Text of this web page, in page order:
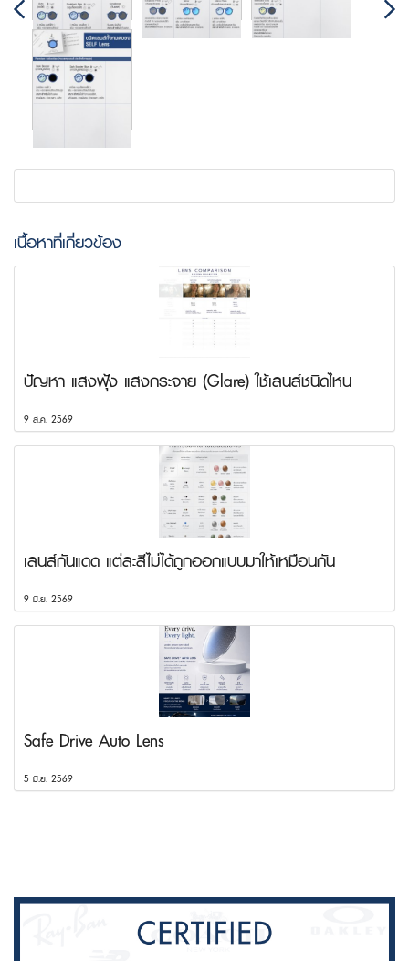
เนื้อหาที่เกี่ยวข้อง
ปัญหา แสงฟุ้ง แสงกระจาย (Glare) ใช้เลนส์ชนิดไหน
9 ส.ค. 2569
เลนส์กันแดด แต่ละสีไม่ได้ถูกออกแบบมาให้เหมือนกัน
9 มิ.ย. 2569
Safe Drive Auto Lens
5 มิ.ย. 2569